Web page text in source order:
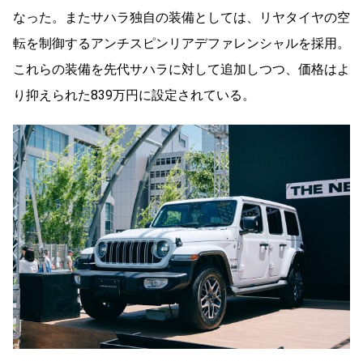
なった。またサハラ独自の装備としては、リヤタイヤの空
転を制御するアンチスピンリアデファレンシャルを採用。
これらの装備を先代サハラに対して追加しつつ、価格はよ
り抑えられた839万円に設定されている。